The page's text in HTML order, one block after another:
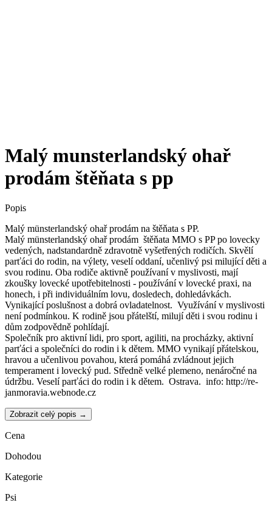
Malý munsterlandský ohař
prodám štěňata s pp
Popis
Malý münsterlandský ohař prodám na štěňata s PP.
Malý münsterlandský ohař prodám štěňata MMO s PP po lovecky
vedených, nadstandardně zdravotně vyšetřených rodičích. Skvělí
parťáci do rodin, na výlety, veselí oddaní, učenlivý psi milující děti a
svou rodinu. Oba rodiče aktivně používaní v myslivosti, mají
zkoušky lovecké upotřebitelnosti - používání v lovecké praxi, na
honech, i při individuálním lovu, dosledech, dohledávkách.
Vynikající poslušnost a dobrá ovladatelnost. Využívání v myslivosti
není podmínkou. K rodině jsou přátelští, milují děti i svou rodinu i
dům zodpovědně pohlídají.
Společník pro aktivní lidi, pro sport, agiliti, na procházky, aktivní
parťáci a společníci do rodin i k dětem. MMO vynikají přátelskou,
hravou a učenlivou povahou, která pomáhá zvládnout jejich
temperament i lovecký pud. Středně velké plemeno, nenáročné na
údržbu. Veselí parťáci do rodin i k dětem. Ostrava. info: http://re-
janmoravia.webnode.cz
Zobrazit celý popis →
Cena
Dohodou
Kategorie
Psi